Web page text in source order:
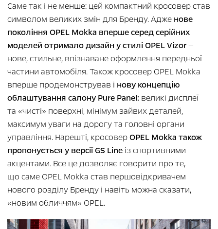
Саме так і не менше: цей компактний кросовер став
символом великих змін для Бренду. Адже нове
покоління OPEL Mokka вперше серед серійних
моделей отримало дизайн у стилі OPEL Vizor—
нове, стильне, впізнаване оформлення передньої
частини автомобіля. Також кросовер OPEL Mokka
вперше продемонстрував і нову концепцію
облаштування салону Pure Panel: великі дисплеї
та «чисті» поверхні, мінімум зайвих деталей,
максимум уваги на дорогу та головні органи
управління. Нарешті, кросоверOPEL Mokka також
пропонується у версії GS Line із спортивними
акцентами. Все це дозволяє говорити про те,
що саме OPEL Mokka став першовідкривачем
нового розділу Бренду і навіть можна сказати,
«новим обличчям» OPEL.